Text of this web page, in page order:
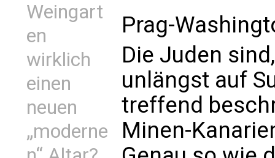
Weingart
en
wirklich
einen
neuen
„moderne
Prag-
Die Juden
unlängst auf
treffend
Minen-